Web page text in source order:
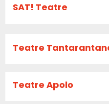
SAT! Teatre
Teatre
Teatre Apolo